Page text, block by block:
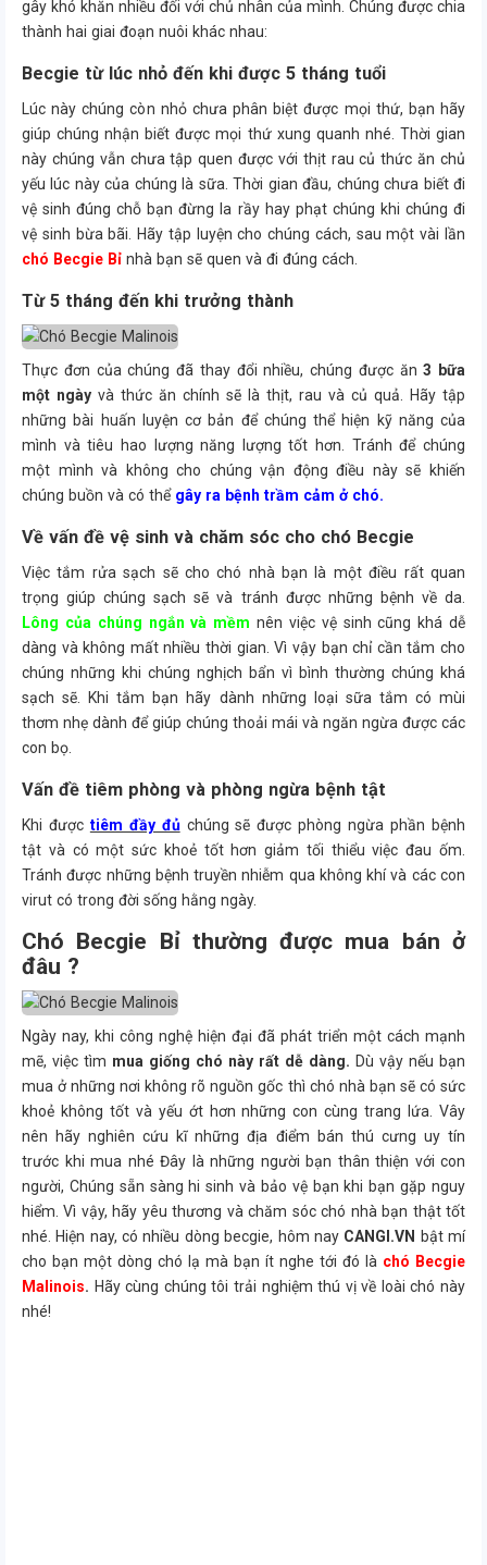
gây khó khăn nhiều đối với chủ nhân của mình. Chúng được chia
thành hai giai đoạn nuôi khác nhau:
Becgie từ lúc nhỏ đến khi được 5 tháng tuổi
Lúc này chúng còn nhỏ chưa phân biệt được mọi thứ, bạn hãy
giúp chúng nhận biết được mọi thứ xung quanh nhé. Thời gian
này chúng vẫn chưa tập quen được với thịt rau củ thức ăn chủ
yếu lúc này của chúng là sữa. Thời gian đầu, chúng chưa biết đi
vệ sinh đúng chỗ bạn đừng la rầy hay phạt chúng khi chúng đi
vệ sinh bừa bãi. Hãy tập luyện cho chúng cách, sau một vài lần
chó Becgie Bỉ nhà bạn sẽ quen và đi đúng cách.
Từ 5 tháng đến khi trưởng thành
Thực đơn của chúng đã thay đổi nhiều, chúng được ăn3 bữa
một ngày và thức ăn chính sẽ là thịt, rau và củ quả. Hãy tập
những bài huấn luyện cơ bản để chúng thể hiện kỹ năng của
mình và tiêu hao lượng năng lượng tốt hơn. Tránh để chúng
một mình và không cho chúng vận động điều này sẽ khiến
chúng buồn và có thể gây ra bệnh trầm cảm ở chó.
Về vấn đề vệ sinh và chăm sóc cho chó Becgie
Việc tắm rửa sạch sẽ cho chó nhà bạn là một điều rất quan
trọng giúp chúng sạch sẽ và tránh được những bệnh về da.
Lông của chúng ngắn và mềm nên việc vệ sinh cũng khá dễ
dàng và không mất nhiều thời gian. Vì vậy bạn chỉ cần tắm cho
chúng những khi chúng nghịch bẩn vì bình thường chúng khá
sạch sẽ. Khi tắm bạn hãy dành những loại sữa tắm có mùi
thơm nhẹ dành để giúp chúng thoải mái và ngăn ngừa được các
con bọ.
Vấn đề tiêm phòng và phòng ngừa bệnh tật
Khi được tiêm đầy đủchúng sẽ được phòng ngừa phần bệnh
tật và có một sức khoẻ tốt hơn giảm tối thiểu việc đau ốm.
Tránh được những bệnh truyền nhiễm qua không khí và các con
virut có trong đời sống hằng ngày.
Chó Becgie Bỉ thường được mua bán ở
đâu ?
Ngày nay, khi công nghệ hiện đại đã phát triển một cách mạnh
mẽ, việc tìm mua giống chó này rất dễ dàng. Dù vậy nếu bạn
mua ở những nơi không rõ nguồn gốc thì chó nhà bạn sẽ có sức
khoẻ không tốt và yếu ớt hơn những con cùng trang lứa. Vây
nên hãy nghiên cứu kĩ những địa điểm bán thú cưng uy tín
trước khi mua nhé Đây là những người bạn thân thiện với con
người, Chúng sẵn sàng hi sinh và bảo vệ bạn khi bạn gặp nguy
hiểm. Vì vậy, hãy yêu thương và chăm sóc chó nhà bạn thật tốt
nhé. Hiện nay, có nhiều dòng becgie, hôm nay CANGI.VN
bật mí
cho bạn một dòng chó lạ mà bạn ít nghe tới đó là chó Becgie
Malinois. Hãy cùng chúng tôi trải nghiệm thú vị về loài chó này
nhé!